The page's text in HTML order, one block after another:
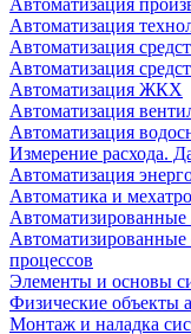
Автоматизация
Автоматизация
Автоматизация
Автоматизация
Автоматизация ЖКХ
Автоматизация
Автоматизация
Измерение расхода.
Автоматизация
Автоматика и
Автоматизированные
процессов
Элементы и основы
Физические объекты
Монтаж и наладка